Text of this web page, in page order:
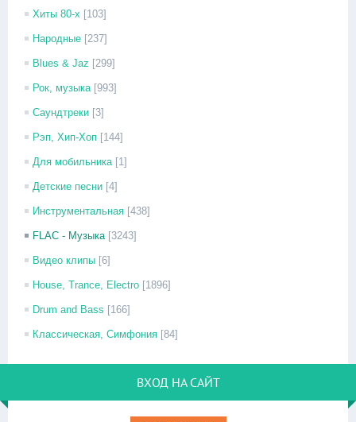
Хиты 80-х [103]
Народные [237]
Blues & Jaz [299]
Рок, музыка [993]
Саундтреки [3]
Рэп, Хип-Хоп [144]
Для мобильника [1]
Детские песни [4]
Инструментальная [438]
FLAC - Музыка [3243]
Видео клипы [6]
House, Trance, Electro [1896]
Drum and Bass [166]
Классическая, Симфония [84]
ВХОД НА САЙТ